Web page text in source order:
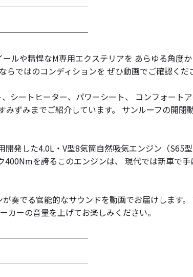
ルや精悍なM専用エクステリアを あらゆる角度
らではのコンディションを ぜひ動画でご確認くだ
シートヒーター、パワーシート、 コンフォート
みずみまでご紹介しています。 サンルーフの開閉
発した4.0L・V型8気筒自然吸気エンジン（S65
400Nmを誇るこのエンジンは、 現代では新車で
奏でる官能的なサウンドを動画でお届けします
カーの音量を上げてお楽しみください。